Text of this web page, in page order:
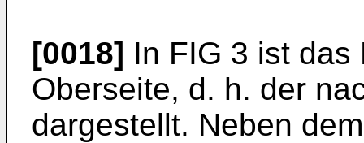
[0018] In FIG 3 ist
Oberseite, d. h. der
dargestellt. Neben